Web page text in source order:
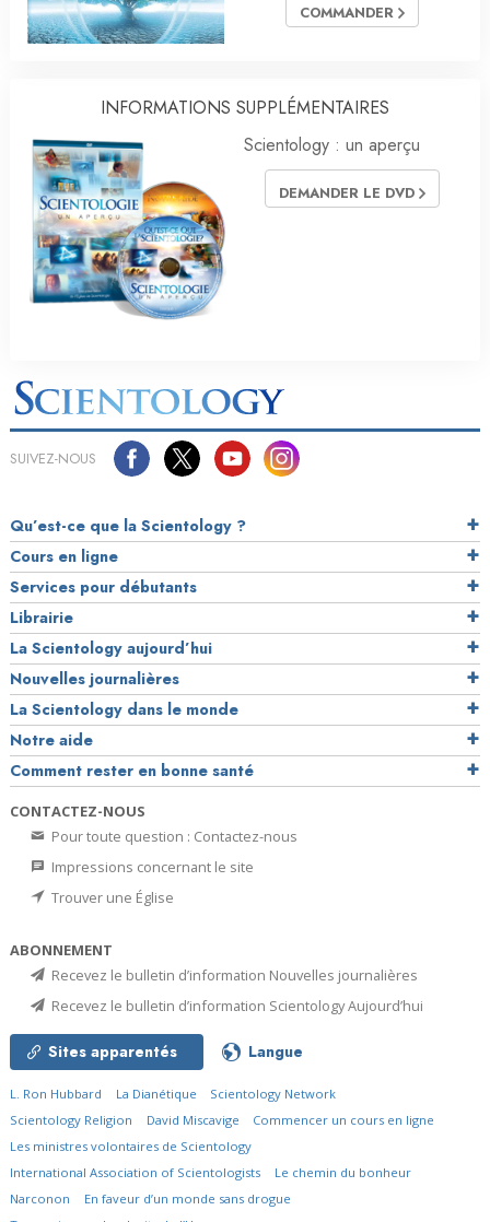
COMMANDER
INFORMATIONS SUPPLÉMENTAIRES
Scientology : un aperçu
DEMANDER LE DVD
SUIVEZ-NOUS
Qu’est-ce que la Scientology ?
Cours en ligne
Services pour débutants
Librairie
La Scientology aujourd’hui
Nouvelles journalières
La Scientology dans le monde
Notre aide
Comment rester en bonne santé
CONTACTEZ-NOUS
Pour toute question : Contactez-nous
Impressions concernant le site
Trouver une Église
ABONNEMENT
Recevez le bulletin d’information Nouvelles journalières
Recevez le bulletin d’information Scientology Aujourd’hui
Sites apparentés Langue
L. Ron Hubbard La Dianétique
Scientology Network
Scientology Religion
David Miscavige
Commencer un cours en ligne
Les ministres volontaires de Scientology
International Association of Scientologists
Le chemin du bonheur
Narconon
En faveur d’un monde sans drogue